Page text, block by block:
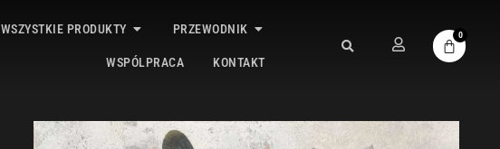
WSZYSTKIE PRODUKTY PRZEWODNIK
WSPÓLPRACA KONTAKT
0